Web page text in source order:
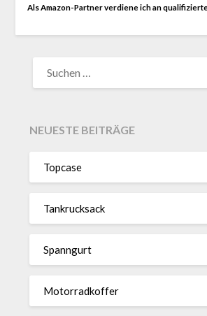
Als Amazon-Partner verdiene ich an
NACH:
NEUESTE BEITRÄGE
Topcase
Tan­kruck­sack
Spann­gurt
Motor­rad­koffer